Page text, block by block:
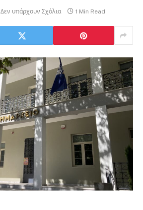
Δεν υπάρχουν Σχόλια 1 Min Read